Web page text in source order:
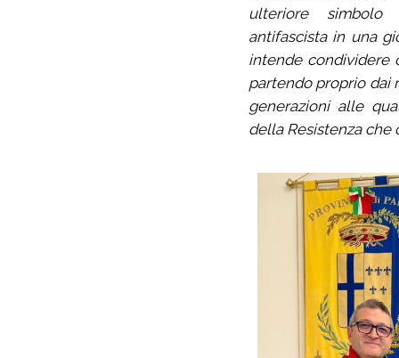
ulteriore
antifascista in una
intende condividere
partendo proprio dai
generazioni alle
della Resistenza che